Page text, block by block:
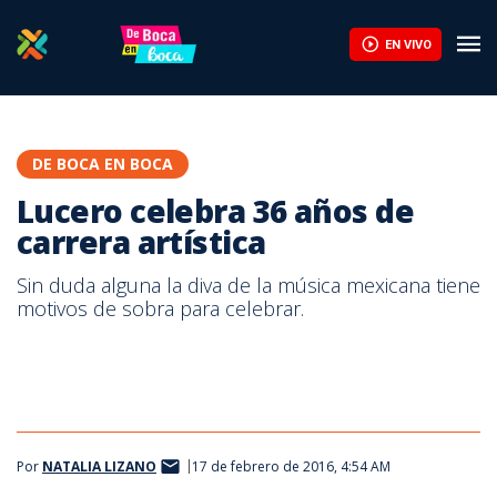
EN VIVO
DE BOCA EN BOCA
Lucero celebra 36 años de
carrera artística
Sin duda alguna la diva de la música mexicana tiene
motivos de sobra para celebrar.
Por NATALIA LIZANO 17 de febrero de 2016, 4:54 AM